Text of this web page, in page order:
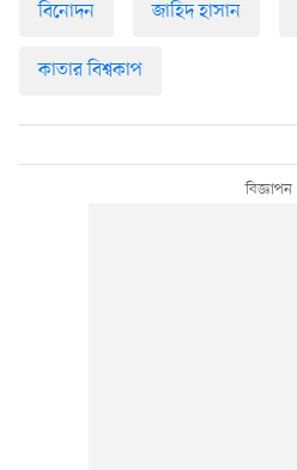
বিনোদন জাহিদ হাসান
কাতার বিশ্বকাপ